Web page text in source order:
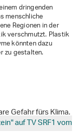
dringenden
menschliche
Regionen in der
verschmutzt. Plastik
könnten dazu
zu gestalten.
Gefahr fürs Klima.
auf TV SRF1 vom